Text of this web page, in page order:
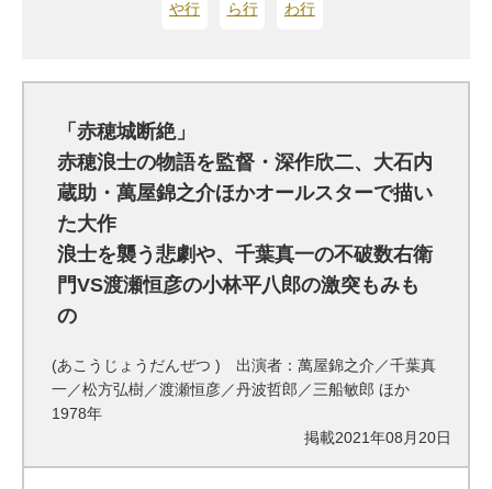
や行 ら行 わ行
「赤穂城断絶」
赤穂浪士の物語を監督・深作欣二、大石内
蔵助・萬屋錦之介ほかオールスターで描い
た大作
浪士を襲う悲劇や、千葉真一の不破数右衛
門VS渡瀬恒彦の小林平八郎の激突もみも
の
(あこうじょうだんぜつ ) 出演者：萬屋錦之介／千葉真
一／松方弘樹／渡瀬恒彦／丹波哲郎／三船敏郎 ほか
1978年
掲載2021年08月20日